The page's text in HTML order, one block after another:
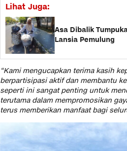
Lihat Juga:
Asa Dibalik
Lansia Pemulung
“Kami mengucapkan terima kasih
berpartisipasi aktif dan membantu
seperti ini sangat penting untuk
terutama dalam mempromosikan
terus memberikan manfaat bagi